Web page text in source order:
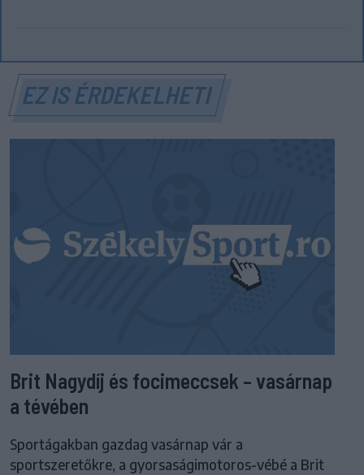
EZ IS ÉRDEKELHETI
Brit Nagydíj és focimeccsek – vasárnap
a tévében
Sportágakban gazdag vasárnap vár a
sportszeretőkre, a gyorsaságimotoros-vébé a Brit